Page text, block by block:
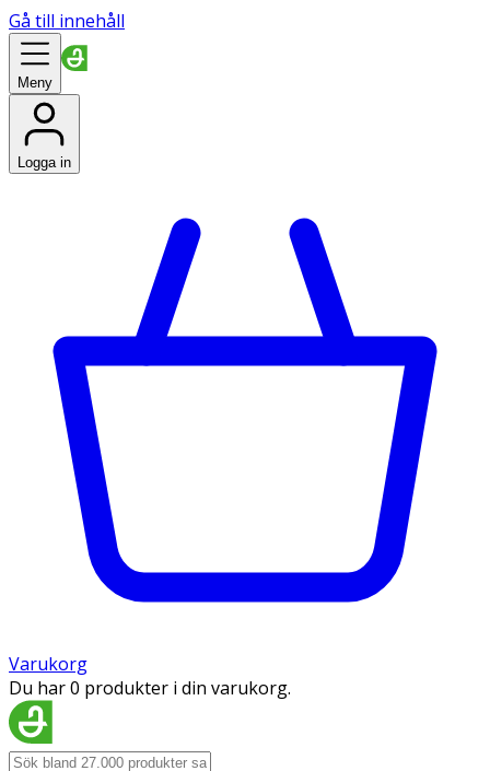
Gå till innehåll
Meny
Logga in
Varukorg
Du har 0 produkter i din varukorg.